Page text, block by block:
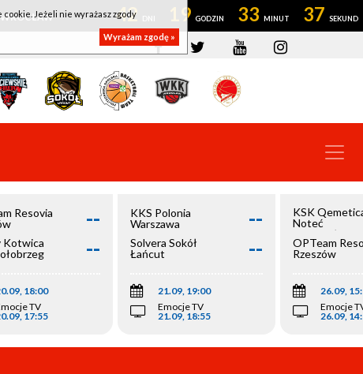
42 19 33 36
Resovia
--
Kotwica
--
18:00
TV
17:55
KKS Polonia
Warszawa
--
Solvera Sokół
Łańcut
--
21.09, 19:00
Emocje TV
21.09, 18:55
KSK
Noteć
Inowrocław
OPTeam
Rzeszów
26.09,
Emocje
26.09,
Jeżeli nie wyrażasz zgody
Wyrażam zgodę »